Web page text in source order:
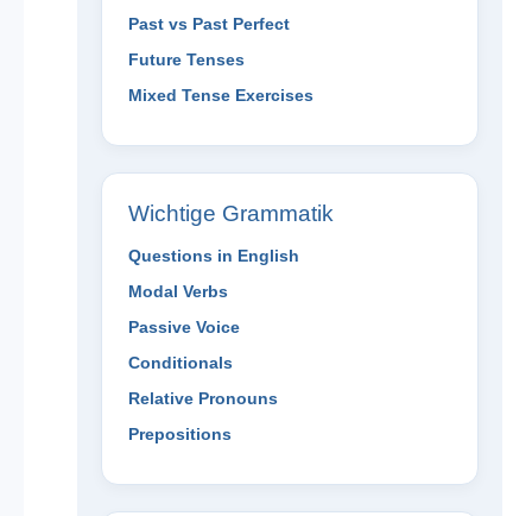
Past vs Past Perfect
Future Tenses
Mixed Tense Exercises
Wichtige Grammatik
Questions in English
Modal Verbs
Passive Voice
Conditionals
Relative Pronouns
Prepositions